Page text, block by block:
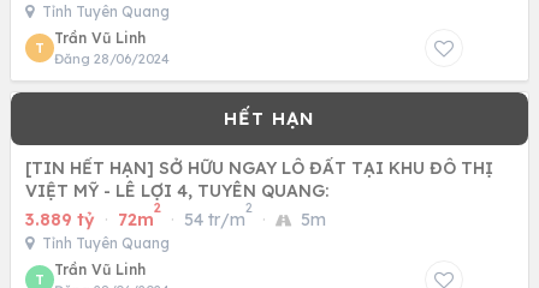
Tỉnh Tuyên Quang
T
Trần Vũ Linh
Đăng 28/06/2024
[TIN HẾT HẠN] SỞ HỮU NGAY LÔ ĐẤT TẠI KHU ĐÔ THỊ
VIỆT MỸ - LÊ LỢI 4, TUYÊN QUANG:
3.889 tỷ · 72m
2
· 54 tr/m
2
· 5m
Tỉnh Tuyên Quang
T
Trần Vũ Linh